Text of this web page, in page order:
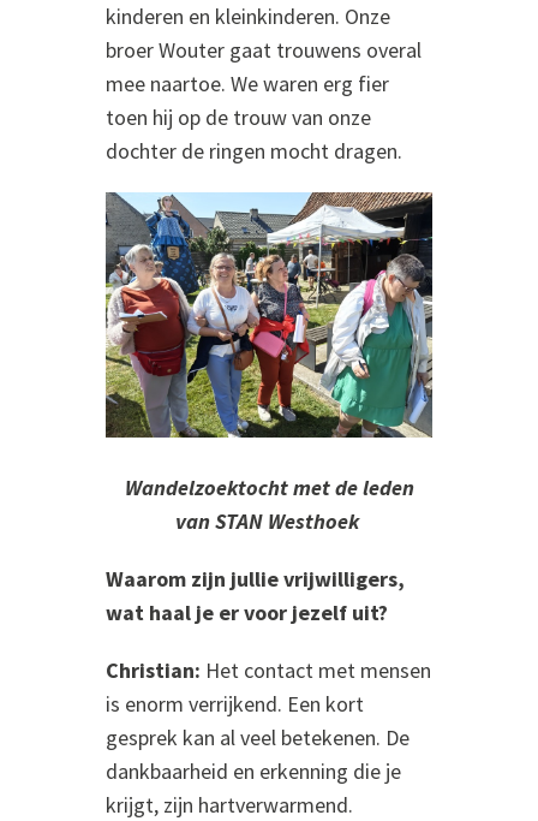
kinderen en kleinkinderen. Onze
broer Wouter gaat trouwens overal
mee naartoe. We waren erg fier
toen hij op de trouw van onze
dochter de ringen mocht dragen.
Wandelzoektocht met de leden
van STAN Westhoek
Waarom zijn jullie vrijwilligers,
wat haal je er voor jezelf uit?
Christian: Het contact met mensen
is enorm verrijkend. Een kort
gesprek kan al veel betekenen. De
dankbaarheid en erkenning die je
krijgt, zijn hartverwarmend.